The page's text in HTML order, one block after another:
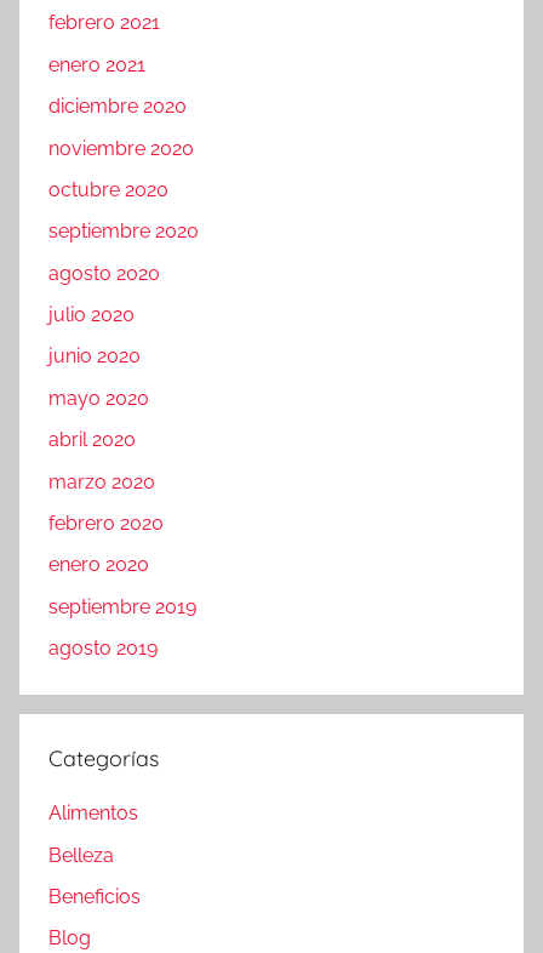
febrero 2021
enero 2021
diciembre 2020
noviembre 2020
octubre 2020
septiembre 2020
agosto 2020
julio 2020
junio 2020
mayo 2020
abril 2020
marzo 2020
febrero 2020
enero 2020
septiembre 2019
agosto 2019
Categorías
Alimentos
Belleza
Beneficios
Blog